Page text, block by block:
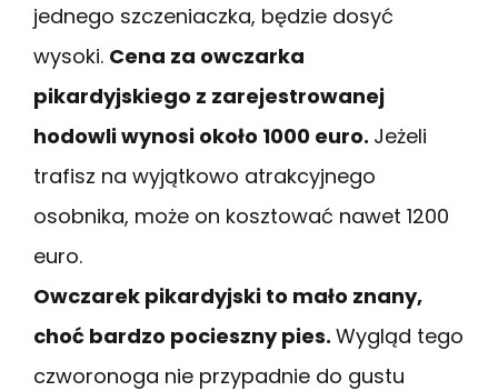
jednego szczeniaczka, będzie dosyć
wysoki. Cena za owczarka
pikardyjskiego z zarejestrowanej
hodowli wynosi około 1000 euro. Jeżeli
trafisz na wyjątkowo atrakcyjnego
osobnika, może on kosztować nawet 1200
euro.
Owczarek pikardyjski to mało znany,
choć bardzo pocieszny pies. Wygląd tego
czworonoga nie przypadnie do gustu